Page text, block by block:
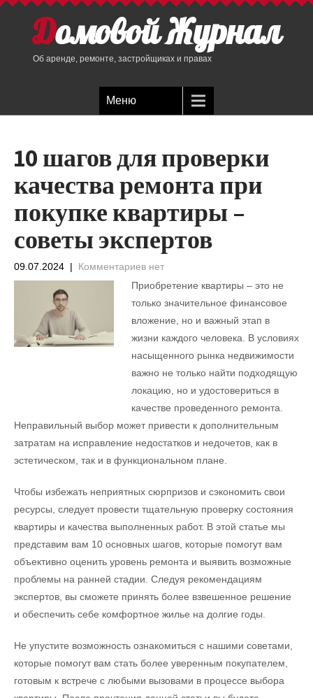
Домовой Журнал
Об аренде, ремонте, застройщиках и правах
Меню
10 шагов для проверки
качества ремонта при
покупке квартиры –
советы экспертов
09.07.2024 | Комментариев нет
Приобретение квартиры – это не
только значительное финансовое
вложение, но и важный этап в
жизни каждого человека. В условиях
насыщенного рынка недвижимости
важно не только найти подходящую
локацию, но и удостовериться в
качестве проведенного ремонта.
Неправильный выбор может привести к дополнительным
затратам на исправление недостатков и недочетов, как в
эстетическом, так и в функциональном плане.
Чтобы избежать неприятных сюрпризов и сэкономить свои
ресурсы, следует провести тщательную проверку состояния
квартиры и качества выполненных работ. В этой статье мы
представим вам 10 основных шагов, которые помогут вам
объективно оценить уровень ремонта и выявить возможные
проблемы на ранней стадии. Следуя рекомендациям
экспертов, вы сможете принять более взвешенное решение
и обеспечить себе комфортное жилье на долгие годы.
Не упустите возможность ознакомиться с нашими советами,
которые помогут вам стать более уверенным покупателем,
готовым к встрече с любыми вызовами в процессе выбора